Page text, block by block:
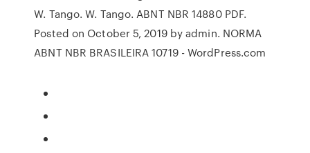
W. Tango. W. Tango. ABNT NBR 14880 PDF.
Posted on October 5, 2019 by admin. NORMA
ABNT NBR BRASILEIRA 10719 - WordPress.com